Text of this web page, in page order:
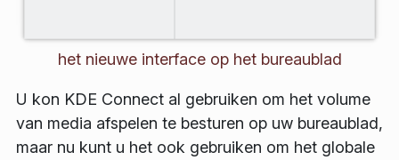
het nieuwe interface op het bureaublad
U kon KDE Connect al gebruiken om het volume
van media afspelen te besturen op uw bureaublad,
maar nu kunt u het ook gebruiken om het globale